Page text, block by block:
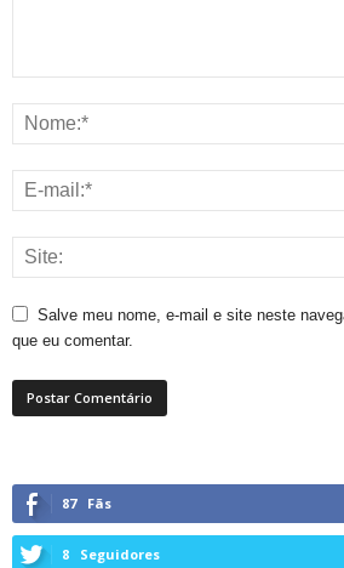
Salve meu nome, e-mail e site neste
que eu comentar.
87 Fãs
8 Seguidores